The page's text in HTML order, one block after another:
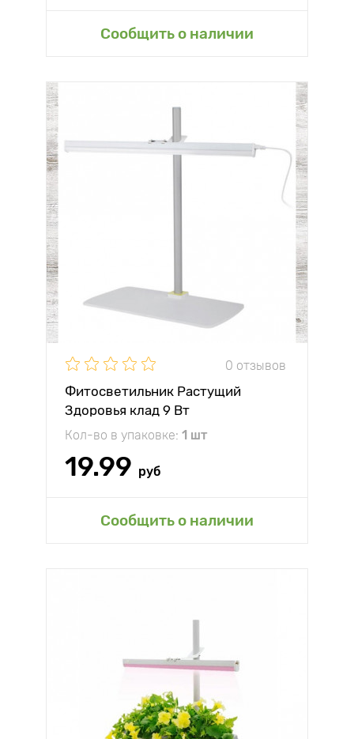
Сообщить о наличии
0 отзывов
Фитосветильник Растущий
Здоровья клад 9 Вт
Кол-во в упаковке: 1 шт
19.99 руб
Сообщить о наличии